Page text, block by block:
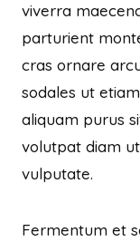
viverra
parturient
cras ornare
sodales ut
aliquam purus
volutpat diam
vulputate.
Fermentum et